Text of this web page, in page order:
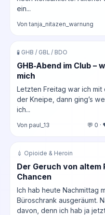
ein...
Von tanja_nitazen_warnung
🧪 GHB / GBL / BDO
GHB‑Abend im Club –
mich
Letzten Freitag war ich mit
der Kneipe, dann ging’s
ich...
Von paul_13 💬 0 ·
💉 Opioide & Heroin
Der Geruch von altem
Chancen
Ich hab heute Nachmittag
Büroschrank ausgeräumt.
davon, denn ich hab ja